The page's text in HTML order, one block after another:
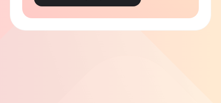
заканчивается Праздником фонарей[1]:78, который
наступает на 15-й день празднований. В эту
собираются семьями на свой ежегодный ужин